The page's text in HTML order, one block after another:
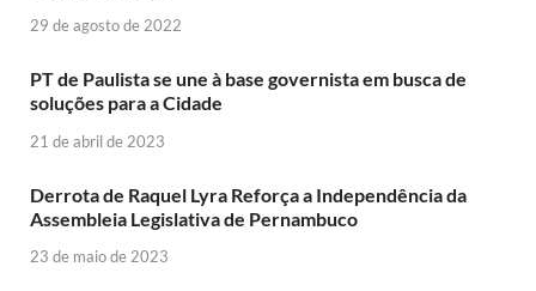
29 de agosto de 2022
PT de Paulista se une à base governista em busca de
soluções para a Cidade
21 de abril de 2023
Derrota de Raquel Lyra Reforça a Independência da
Assembleia Legislativa de Pernambuco
23 de maio de 2023